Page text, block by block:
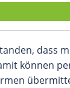
dass
können